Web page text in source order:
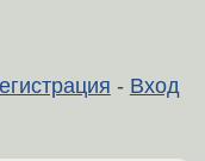
- Вход